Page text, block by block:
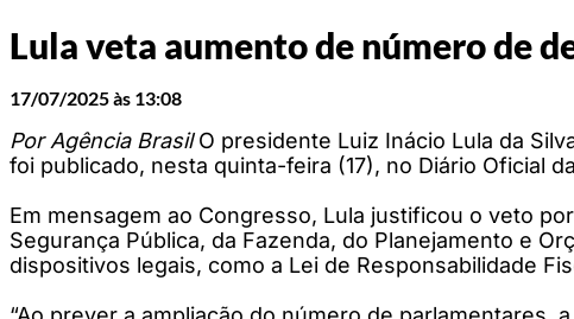
Lula veta aumento de número de
17/07/2025 às 13:08
Por Agência BrasilO presidente Luiz Inácio Lula da
foi publicado, nesta quinta-feira (17), no Diário Oficial
Em mensagem ao Congresso, Lula justificou o veto
Segurança Pública, da Fazenda, do Planejamento e
dispositivos legais, como a Lei de Responsabilidade